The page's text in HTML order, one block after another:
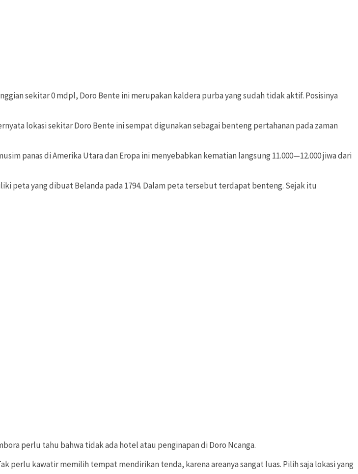
sekitar 0 mdpl, Doro Bente ini merupakan kaldera purba yang sudah tidak aktif. Posisinya
lokasi sekitar Doro Bente ini sempat digunakan sebagai benteng pertahanan pada zaman
panas di Amerika Utara dan Eropa ini menyebabkan kematian langsung 11.000—12.000 jiwa dari
peta yang dibuat Belanda pada 1794. Dalam peta tersebut terdapat benteng. Sejak itu
perlu tahu bahwa tidak ada hotel atau penginapan di Doro Ncanga.
perlu kawatir memilih tempat mendirikan tenda, karena areanya sangat luas. Pilih saja lokasi yang